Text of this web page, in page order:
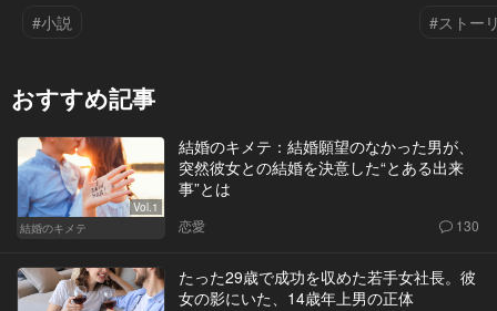
#小説 #ストー
おすすめ記事
Vol.1
結婚のキメテ
結婚のキメテ：結婚願望のなかった男が、
突然彼女との結婚を決意した“とある出来
事”とは
恋愛 130
たった29歳で成功を収めた若手女社長。彼
女の影にいた、14歳年上男の正体